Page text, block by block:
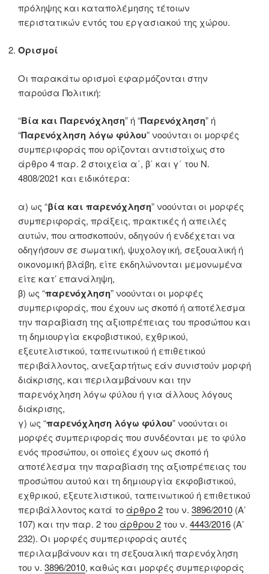
πρόληψης και καταπολέμησης τέτοιων
περιστατικών εντός του εργασιακού της χώρου.
Ορισμοί
Οι παρακάτω ορισμοί εφαρμόζονται στην
παρούσα Πολιτική:
“Βία και Παρενόχληση” ή “Παρενόχληση” ή
“Παρενόχληση λόγω φύλου” νοούνται οι μορφές
συμπεριφοράς που ορίζονται αντιστοίχως στο
άρθρο 4 παρ. 2 στοιχεία α΄, β΄ και γ΄ του Ν.
4808/2021 και ειδικότερα:
α) ως “βία και παρενόχληση” νοούνται οι μορφές
συμπεριφοράς, πράξεις, πρακτικές ή απειλές
αυτών, που αποσκοπούν, οδηγούν ή ενδέχεται να
οδηγήσουν σε σωματική, ψυχολογική, σεξουαλική ή
οικονομική βλάβη, είτε εκδηλώνονται μεμονωμένα
είτε κατ’ επανάληψη,
β) ως “παρενόχληση” νοούνται οι μορφές
συμπεριφοράς, που έχουν ως σκοπό ή αποτέλεσμα
την παραβίαση της αξιοπρέπειας του προσώπου και
τη δημιουργία εκφοβιστικού, εχθρικού,
εξευτελιστικού, ταπεινωτικού ή επιθετικού
περιβάλλοντος, ανεξαρτήτως εάν συνιστούν μορφή
διάκρισης, και περιλαμβάνουν και την
παρενόχληση λόγω φύλου ή για άλλους λόγους
διάκρισης,
γ) ως “παρενόχληση λόγω φύλου” νοούνται οι
μορφές συμπεριφοράς που συνδέονται με το φύλο
ενός προσώπου, οι οποίες έχουν ως σκοπό ή
αποτέλεσμα την παραβίαση της αξιοπρέπειας του
προσώπου αυτού και τη δημιουργία εκφοβιστικού,
εχθρικού, εξευτελιστικού, ταπεινωτικού ή επιθετικού
περιβάλλοντος κατά το άρθρο 2 του ν. 3896/2010 (Α’
107) και την παρ. 2 του άρθρου 2 του ν. 4443/2016 (Α’
232). Οι μορφές συμπεριφοράς αυτές
περιλαμβάνουν και τη σεξουαλική παρενόχληση
του ν. 3896/2010, καθώς και μορφές συμπεριφοράς